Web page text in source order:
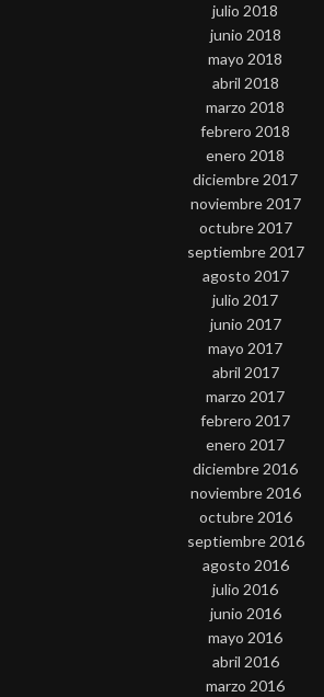
julio 2018
junio 2018
mayo 2018
abril 2018
marzo 2018
febrero 2018
enero 2018
diciembre 2017
noviembre 2017
octubre 2017
septiembre 2017
agosto 2017
julio 2017
junio 2017
mayo 2017
abril 2017
marzo 2017
febrero 2017
enero 2017
diciembre 2016
noviembre 2016
octubre 2016
septiembre 2016
agosto 2016
julio 2016
junio 2016
mayo 2016
abril 2016
marzo 2016